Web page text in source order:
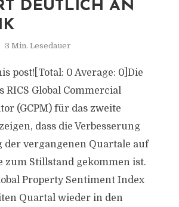
DEUTLICH AN
3 Min. Lesedauer
post![Total: 0 Average: 0]Die
RICS Global Commercial
(GCPM) für das zweite
dass die Verbesserung
der vergangenen Quartale auf
zum Stillstand gekommen ist.
Property Sentiment Index
Quartal wieder in den